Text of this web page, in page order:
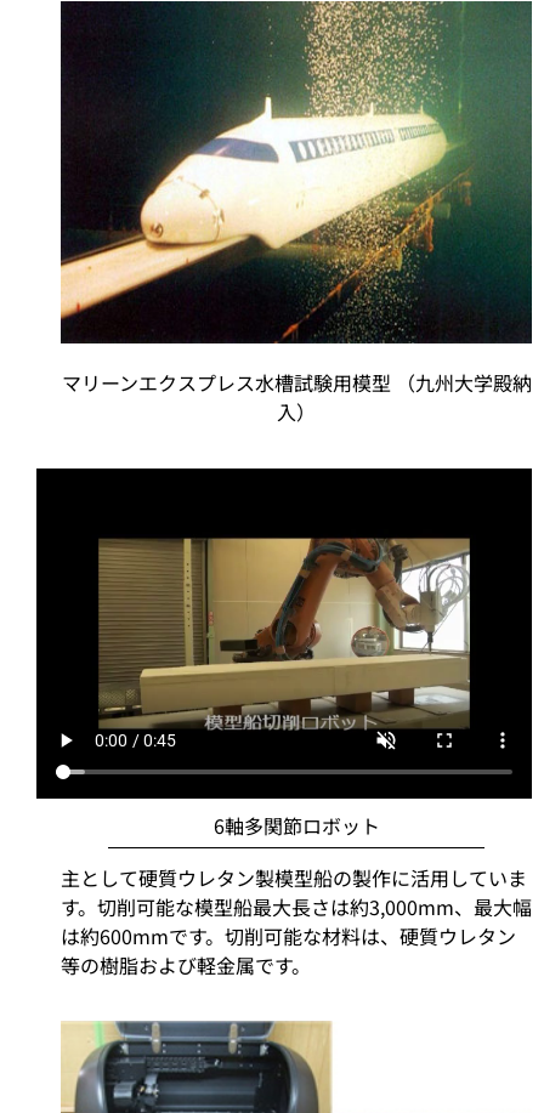
マリーンエクスプレス水槽試験用模型 （九州大学殿納
入）
6軸多関節ロボット
主として硬質ウレタン製模型船の製作に活用していま
す。切削可能な模型船最大長さは約3,000mm、最大幅
は約600mmです。切削可能な材料は、硬質ウレタン
等の樹脂および軽金属です。